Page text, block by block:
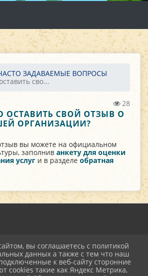
ЗАДАВАЕМЫЕ ВОПРОСЫ
сво...
28
ОСТАВИТЬ СВОЙ ОТЗЫВ О
ОРГАНИЗАЦИИ?
вы можете на официальном
заполнив анкету для оценки
услуг и в разделе обратная
вы соглашаетесь с политикой
данных а также с тем что наш
к веб-сайту сторонние
cookies такие как Яндекс Метрика,